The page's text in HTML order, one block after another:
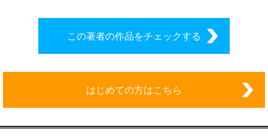
この著者の作品をチェックする
はじめての方はこちら